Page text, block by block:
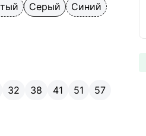
Серый
Синий
32 38 41 51
57